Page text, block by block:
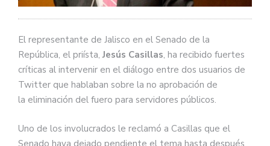
El representante de Jalisco en el Senado de la
República, el priísta, Jesús Casillas, ha recibido fuertes
críticas al intervenir en el diálogo entre dos usuarios de
Twitter que hablaban sobre la no aprobación de
la eliminación del fuero para servidores públicos.
Uno de los involucrados le reclamó a Casillas que el
Senado haya dejado pendiente el tema hasta después